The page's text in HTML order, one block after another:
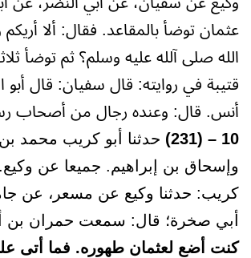
عثمان توضأ بالمقاعد. فقال: ألا
الله صلى آلله عليه وسلم؟ ثم توضأ ثلاثا
قتيبة في روايته: قال سفيان: قال أبو
أنس. قال: وعنده رجال من أصحاب
10 – (231)
حدثنا أبو كريب محمد بن
وإسحاق بن إبراهيم. جميعا عن
كريب: حدثنا وكيع عن مسعر، عن
أبي صخرة؛ قال: سمعت حمران بن
كنت أضع لعثمان طهوره. فما أتى